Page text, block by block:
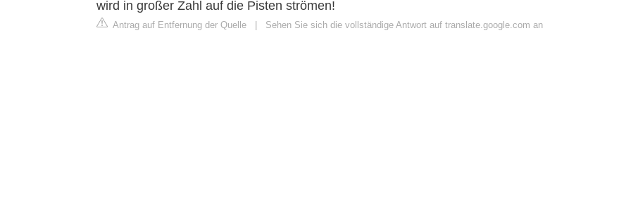
wird in großer Zahl auf die Pisten strömen!
Antrag auf Entfernung der Quelle Sehen Sie sich die vollständige Antwort auf translate.google.com an